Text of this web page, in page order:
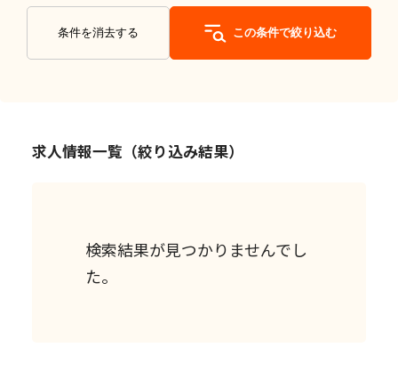
条件を消去する この条件で絞り込む
求人情報一覧（絞り込み結果）
検索結果が見つかりませんでし
た。